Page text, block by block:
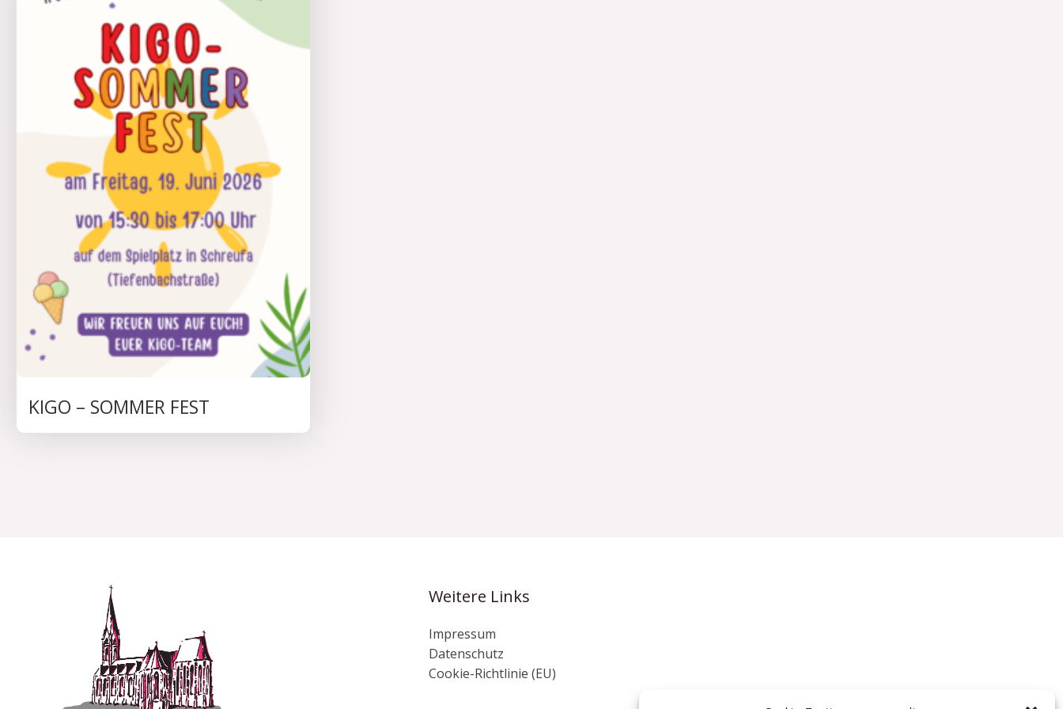
KIGO – SOMMER FEST
Weitere Links
Impressum
Datenschutz
Cookie-Richtlinie (EU)